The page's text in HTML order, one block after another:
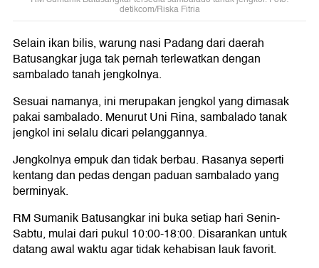
detikcom/Riska Fitria
Selain ikan bilis, warung nasi Padang dari daerah
Batusangkar juga tak pernah terlewatkan dengan
sambalado tanah jengkolnya.
Sesuai namanya, ini merupakan jengkol yang dimasak
pakai sambalado. Menurut Uni Rina, sambalado tanak
jengkol ini selalu dicari pelanggannya.
Jengkolnya empuk dan tidak berbau. Rasanya seperti
kentang dan pedas dengan paduan sambalado yang
berminyak.
RM Sumanik Batusangkar ini buka setiap hari Senin-
Sabtu, mulai dari pukul 10:00-18:00. Disarankan untuk
datang awal waktu agar tidak kehabisan lauk favorit.